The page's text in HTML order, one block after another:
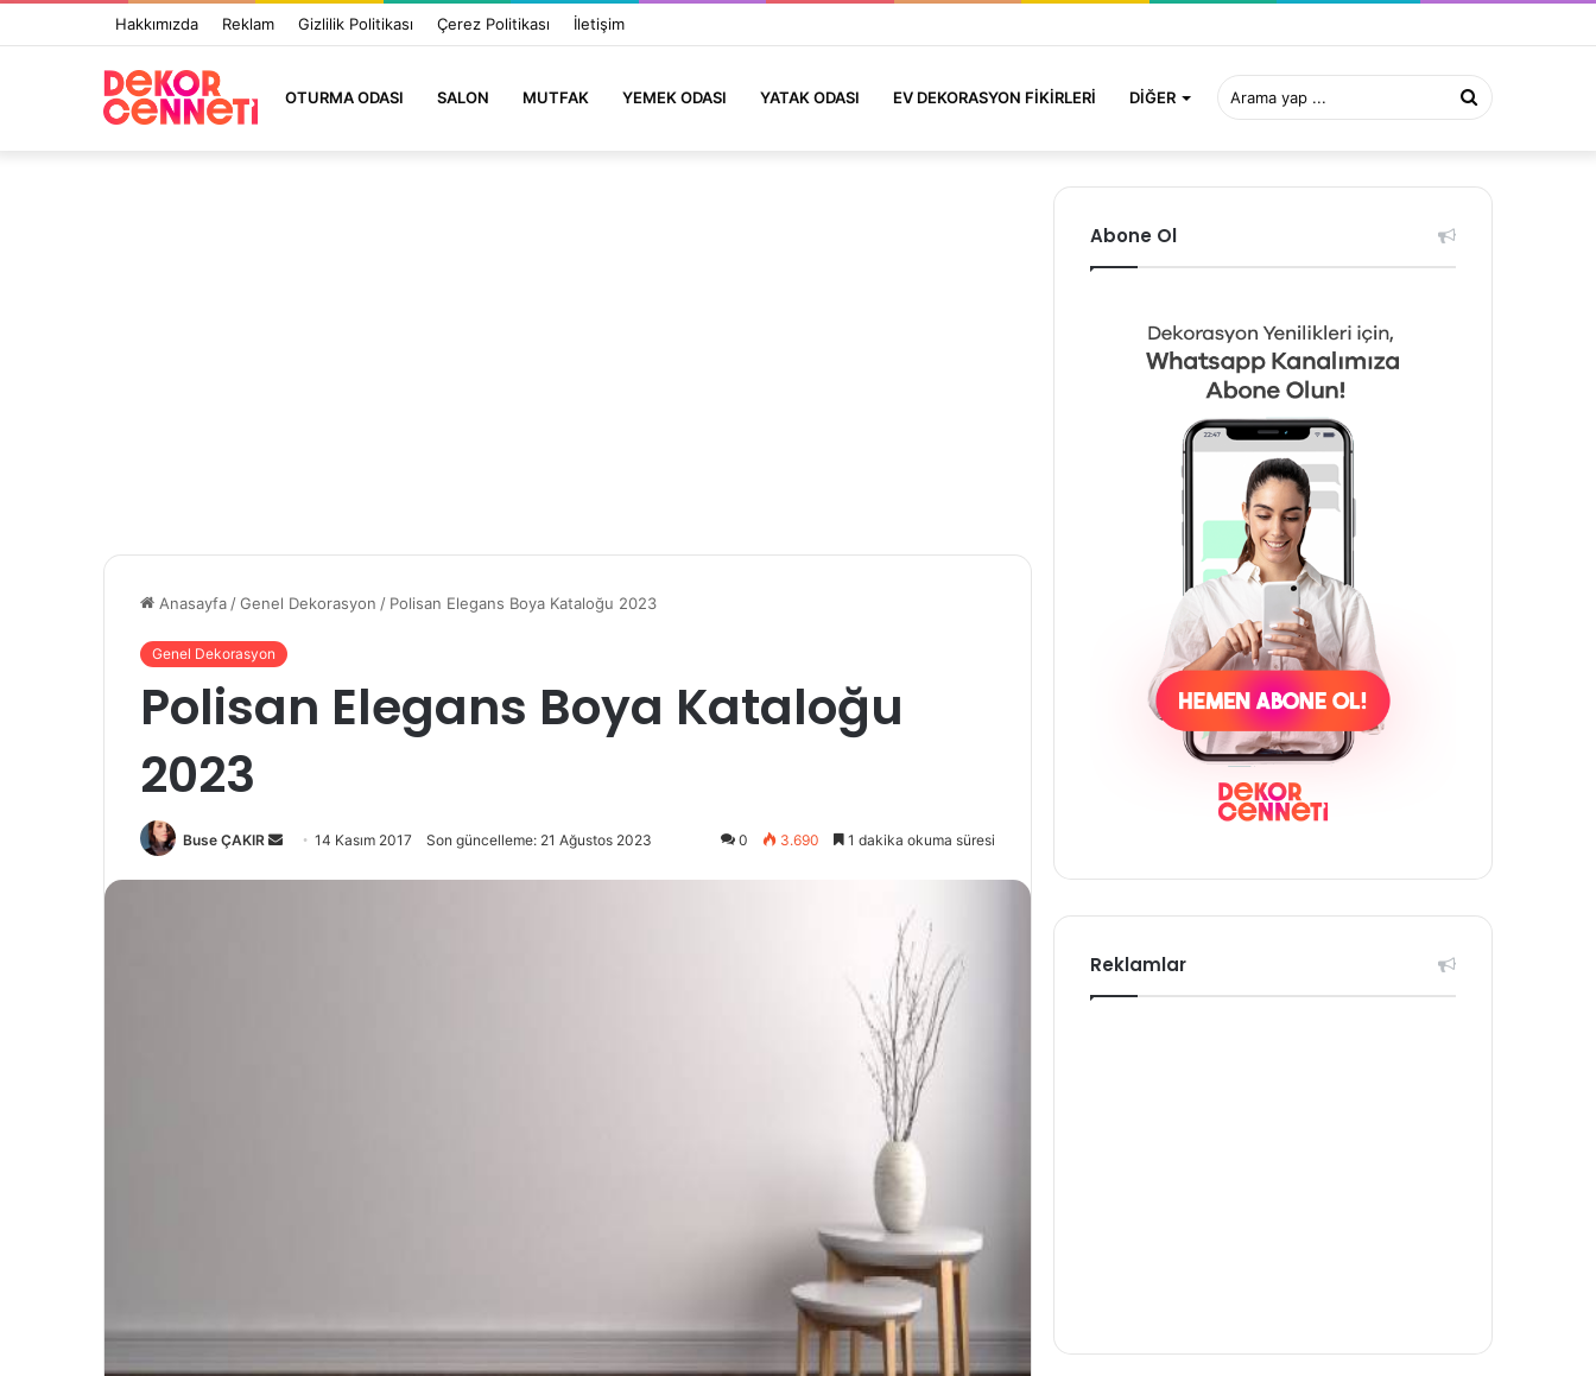
Hakkımızda Reklam Gizlilik Politikası Çerez Politikası İletişim
OTURMA ODASI SALON MUTFAK YEMEK ODASI YATAK ODASI EV DEKORASYON FIKIRLERI DIĞER Arama
yap
Anasayfa /Genel Dekorasyon / Polisan Elegans Boya Kataloğu 2023
Genel Dekorasyon
Polisan Elegans Boya Kataloğu
2023
Buse ÇAKIR
Bir
14 Kasım 2017 Son güncelleme: 21 Ağustos 2023 0 3.690 1 dakika okuma süresi
Abone Ol
Reklamlar